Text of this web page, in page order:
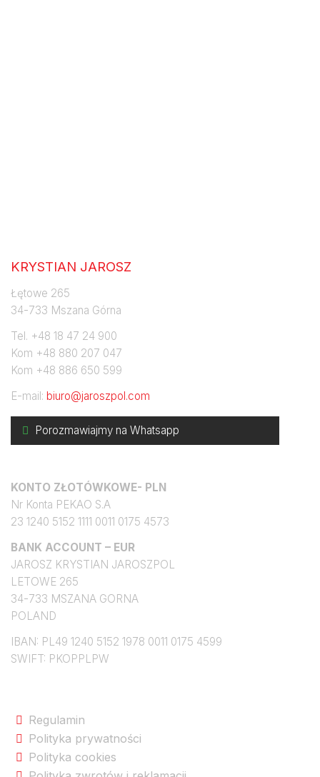
KRYSTIAN JAROSZ
Łętowe 265
34-733 Mszana Górna
Tel. +48 18 47 24 900
Kom +48 880 207 047
Kom +48 886 650 599
E-mail: biuro@jaroszpol.com
Porozmawiajmy na Whatsapp
KONTO ZŁOTÓWKOWE- PLN
Nr Konta PEKAO S.A
23 1240 5152 1111 0011 0175 4573
BANK ACCOUNT – EUR
JAROSZ KRYSTIAN JAROSZPOL
LETOWE 265
34-733 MSZANA GORNA
POLAND
IBAN: PL49 1240 5152 1978 0011 0175 4599
SWIFT: PKOPPLPW
Regulamin
Polityka prywatności
Polityka cookies